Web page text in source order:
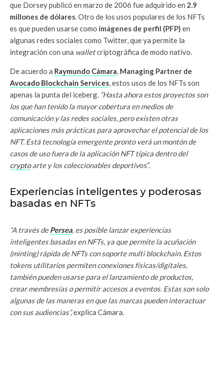
que Dorsey publicó en marzo de 2006 fue adquirido en 2.9
millones de dólares. Otro de los usos populares de los NFTs
es que pueden usarse como imágenes de perfil (PFP) en
algunas redes sociales como Twitter, que ya permite la
integración con una walletcriptográfica de modo nativo.
De acuerdo a Raymundo Cámara, Managing Partner de
Avocado Blockchain Services, estos usos de los NFTs son
apenas la punta del iceberg. “Hasta ahora estos proyectos son
los que han tenido la mayor cobertura en medios de
comunicación y las redes sociales, pero existen otras
aplicaciones más prácticas para aprovechar el potencial de los
NFT. Está tecnología emergente pronto verá un montón de
casos de uso fuera de la aplicación NFT típica dentro del
cryptoarte y los coleccionables deportivos”.
Experiencias inteligentes y poderosas
basadas en NFTs
“A través dePersea, es posible lanzar experiencias
inteligentes basadas en NFTs, ya que permite la acuñación
(minting) rápida de NFTs con soporte multi blockchain. Estos
tokens utilitarios permiten conexiones físicas/digitales,
también pueden usarse para el lanzamiento de productos,
crear membresías o permitir accesos a eventos. Estas son solo
algunas de las maneras en que las marcas pueden interactuar
con sus audiencias”,explica Cámara.